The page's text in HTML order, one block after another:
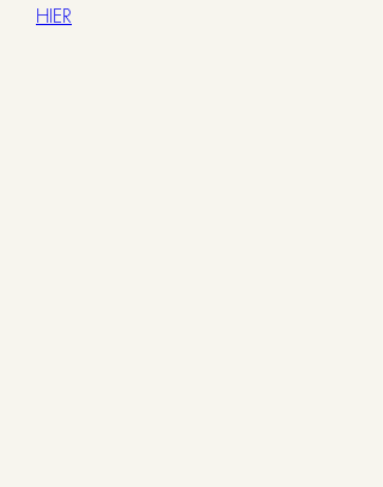
HIER